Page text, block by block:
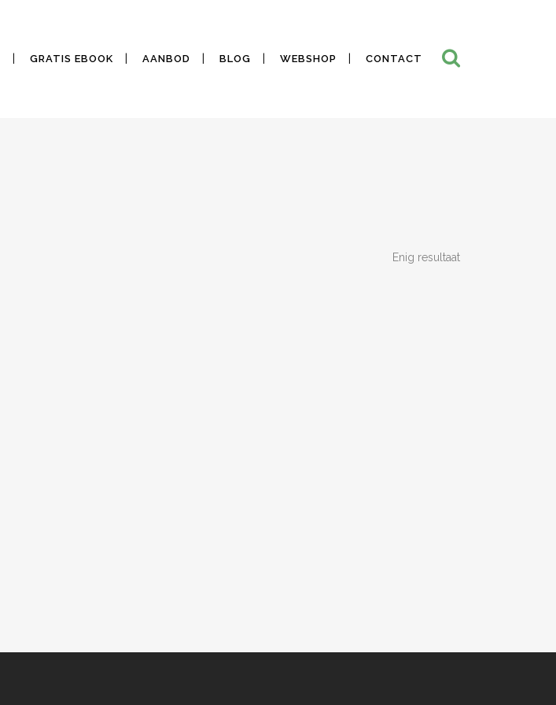
GRATIS EBOOK AANBOD BLOG WEBSHOP CONTACT
Enig resultaat